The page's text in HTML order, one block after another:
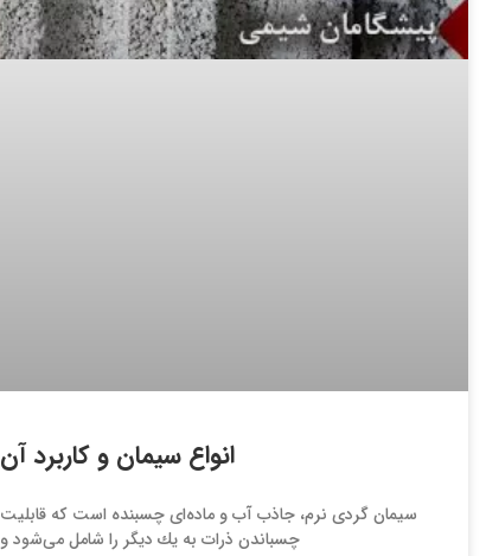
انواع سيمان و كاربرد آن
سیمان گردی نرم، جاذب آب و ماده‌ای چسبنده است كه قابلیت
چسباندن ذرات به یك دیگر را شامل می‌شود و